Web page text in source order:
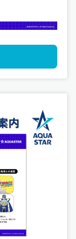
イラスト
で315の旅
デジタル